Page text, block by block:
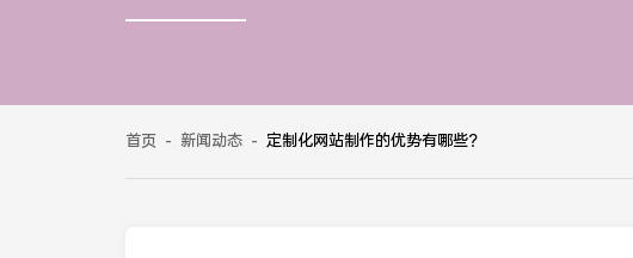
首页 - 新闻动态 - 定制化网站制作的优势有哪些？